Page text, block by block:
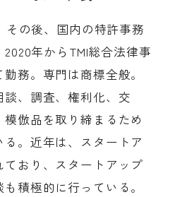
その後、国内の特許事務
年からTMI総合法律事
務。専門は商標全般。
、調査、権利化、交
倣品を取り締まるため
。近年は、スタートア
ており、スタートアップ
積極的に行っている。